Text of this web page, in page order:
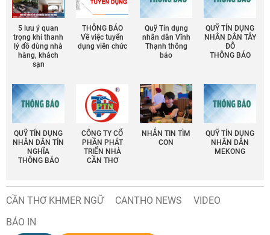
5 lưu ý quan
trọng khi thanh
lý đồ dùng nhà
hàng, khách
sạn
THÔNG BÁO
Về việc tuyển
dụng viên chức
Quỹ Tín dụng
nhân dân Vĩnh
Thạnh thông
báo
QUỸ TÍN DỤNG
NHÂN DÂN TÂY
ĐÔ
THÔNG BÁO
QUỸ TÍN DỤNG
NHÂN DÂN TÍN
NGHĨA
THÔNG BÁO
CÔNG TY CỔ
PHẦN PHÁT
TRIỂN NHÀ
CẦN THƠ
NHẮN TIN TÌM
CON
QUỸ TÍN DỤNG
NHÂN DÂN
MEKONG
CẦN THƠ KHMER NGỮ CANTHO NEWS
VIDEO
BÁO IN